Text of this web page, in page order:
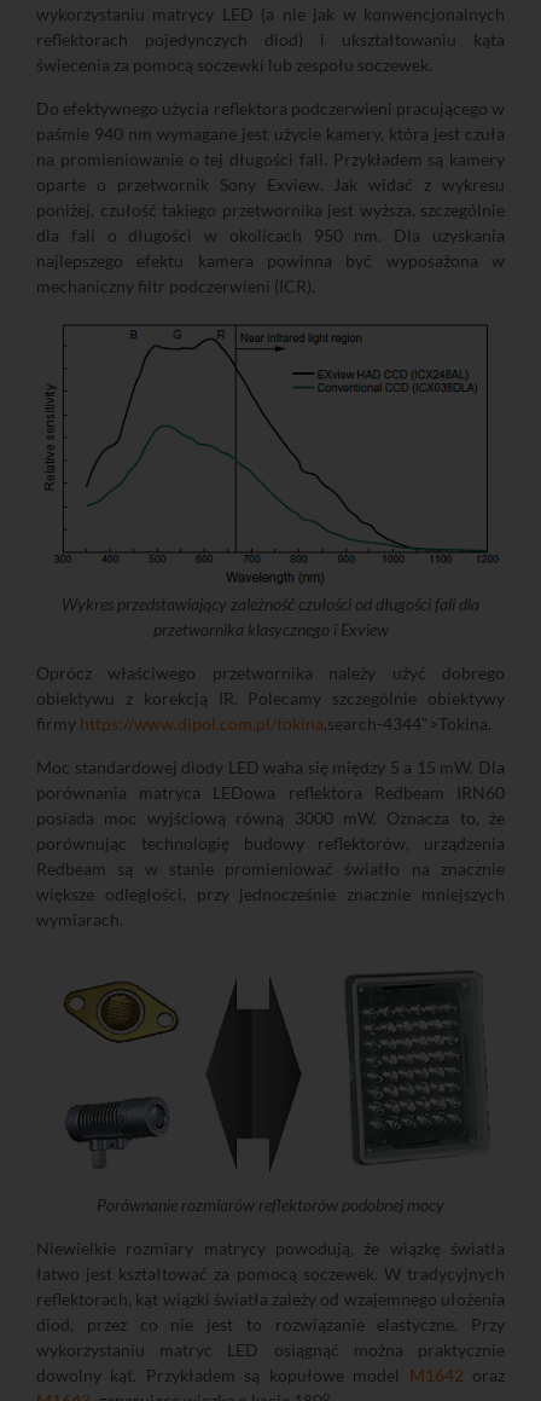
wykorzystaniu matrycy LED (a nie jak w konwencjonalnych
reflektorach pojedynczych diod) i ukształtowaniu kąta
świecenia za pomocą soczewki lub zespołu soczewek.
Do efektywnego użycia reflektora podczerwieni pracującego w
paśmie 940 nm wymagane jest użycie kamery, która jest czuła
na promieniowanie o tej długości fali. Przykładem są kamery
oparte o przetwornik Sony Exview. Jak widać z wykresu
poniżej, czułość takiego przetwornika jest wyższa, szczególnie
dla fali o długości w okolicach 950 nm. Dla uzyskania
najlepszego efektu kamera powinna być wyposażona w
mechaniczny filtr podczerwieni (ICR).
Wykres przedstawiający zależność czułości od długości fali dla
przetwornika klasycznego i Exview
Oprócz właściwego przetwornika należy użyć dobrego
obiektywu z korekcją IR. Polecamy szczególnie obiektywy
firmy https://www.dipol.com.pl/tokina,search-4344">Tokina.
Moc standardowej diody LED waha się między 5 a 15 mW. Dla
porównania matryca LEDowa reflektora Redbeam IRN60
posiada moc wyjściową równą 3000 mW. Oznacza to, że
porównując technologię budowy reflektorów, urządzenia
Redbeam są w stanie promieniować światło na znacznie
większe odległości, przy jednocześnie znacznie mniejszych
wymiarach.
Porównanie rozmiarów reflektorów podobnej mocy
Niewielkie rozmiary matrycy powodują, że wiązkę światła
łatwo jest kształtować za pomocą soczewek. W tradycyjnych
reflektorach, kąt wiązki światła zależy od wzajemnego ułożenia
diod, przez co nie jest to rozwiązanie elastyczne. Przy
wykorzystaniu matryc LED osiągnąć można praktycznie
dowolny kąt. Przykładem są kopułowe model M1642 oraz
o